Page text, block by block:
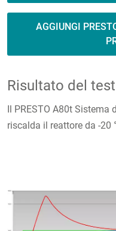
AGGIUNGI
Risultato del test
Il PRESTO A80t
riscalda il reattore da -20